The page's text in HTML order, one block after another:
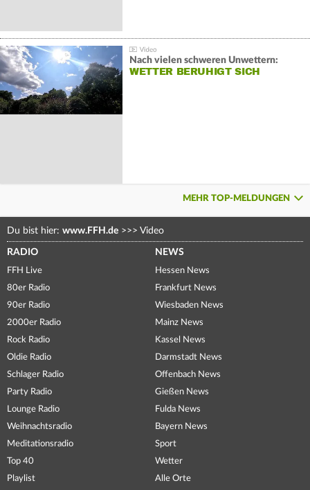
Nach vielen schweren Unwettern:
WETTER BERUHIGT SICH
MEHR TOP-MELDUNGEN
Du bist hier: www.FFH.de >>> Video
RADIO
FFH Live
80er Radio
90er Radio
2000er Radio
Rock Radio
Oldie Radio
Schlager Radio
Party Radio
Lounge Radio
Weihnachtsradio
Meditationsradio
Top 40
Playlist
NEWS
Hessen News
Frankfurt News
Wiesbaden News
Mainz News
Kassel News
Darmstadt News
Offenbach News
Gießen News
Fulda News
Bayern News
Sport
Wetter
Alle Orte